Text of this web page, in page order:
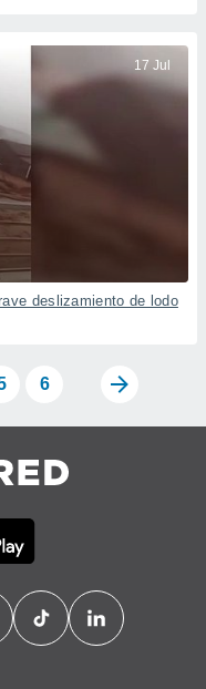
17 Jul
deslizamiento de lodo
6